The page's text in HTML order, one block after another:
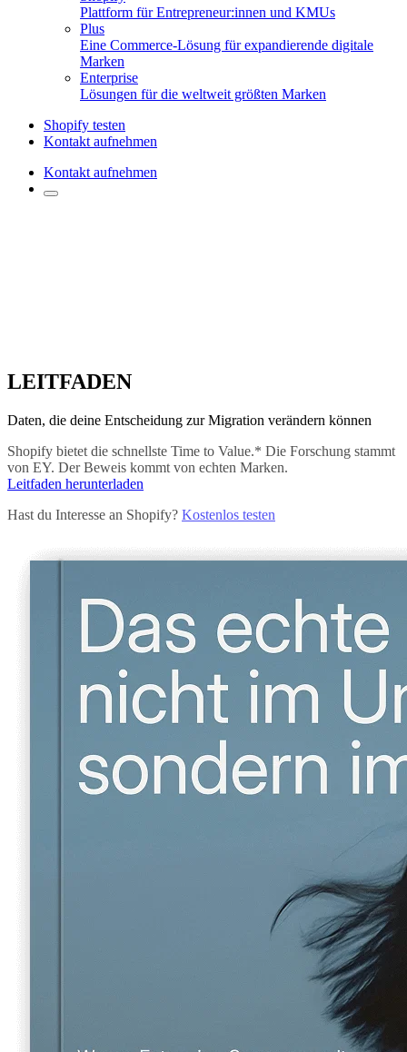
Plattform für Entrepreneur:innen und KMUs
Plus
Eine Commerce-Lösung für expandierende digitale
Marken
Enterprise
Lösungen für die weltweit größten Marken
Shopify testen
Kontakt aufnehmen
Kontakt aufnehmen
LEITFADEN
Daten, die deine Entscheidung zur Migration verändern können
Shopify bietet die schnellste Time to Value.* Die Forschung stammt
von EY. Der Beweis kommt von echten Marken.
Leitfaden herunterladen
Hast du Interesse an Shopify? Kostenlos testen